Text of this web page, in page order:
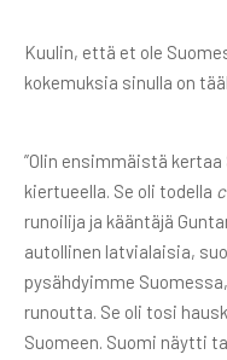
Kuulin, että et ole
kokemuksia sinulla on
”Olin ensimmäistä
kiertueella. Se oli todella
runoilija ja kääntäjä
autollinen latvialaisia,
pysähdyimme
runoutta. Se oli tosi
Suomeen. Suomi näytti